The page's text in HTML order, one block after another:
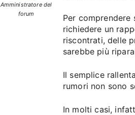
Amministratore del
forum
Per
richiedere un
riscontrati, delle
sarebbe più
Il semplice
rumori non sono
In molti casi,